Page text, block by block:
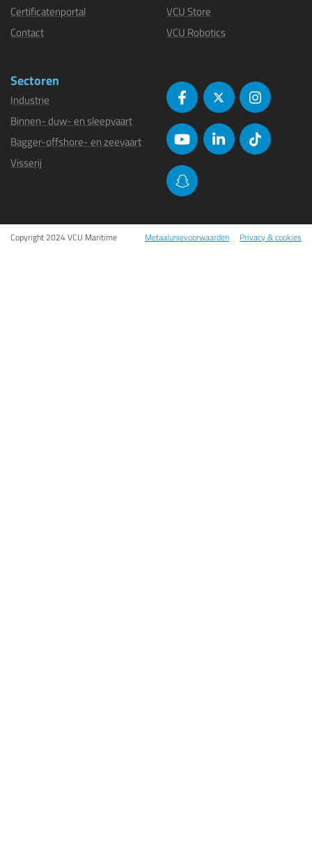
Certificatenportal
Contact
VCU Store
VCU Robotics
Sectoren
Industrie
Binnen- duw- en sleepvaart
Bagger-offshore- en zeevaart
Visserij
Copyright 2024 VCU Maritime Metaalunievoorwaarden Privacy & cookies